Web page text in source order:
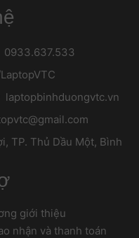
0933.637.533
laptopbinhduongvtc.vn
TP. Thủ Dầu Một, Bình
giới thiệu
nhận và thanh toán